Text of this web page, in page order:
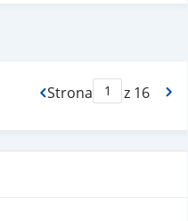
Strona
Max Stronaz 16